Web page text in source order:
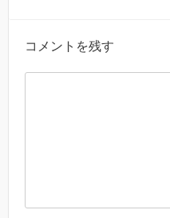
コメントを残す